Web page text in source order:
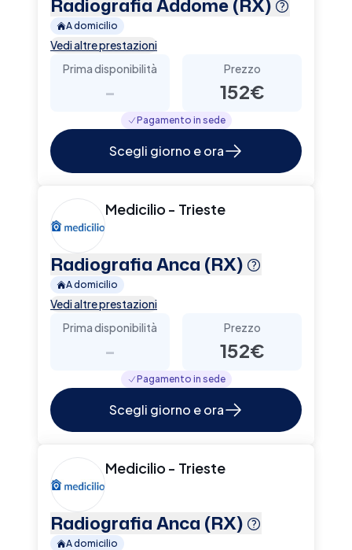
Radiografia Addome (RX)
A domicilio
Vedi altre prestazioni
Prima disponibilità
-
Prezzo
152€
Pagamento in sede
Scegli giorno e ora
Medicilio - Trieste
Radiografia Anca (RX)
A domicilio
Vedi altre prestazioni
Prima disponibilità
-
Prezzo
152€
Pagamento in sede
Scegli giorno e ora
Medicilio - Trieste
Radiografia Anca (RX)
A domicilio